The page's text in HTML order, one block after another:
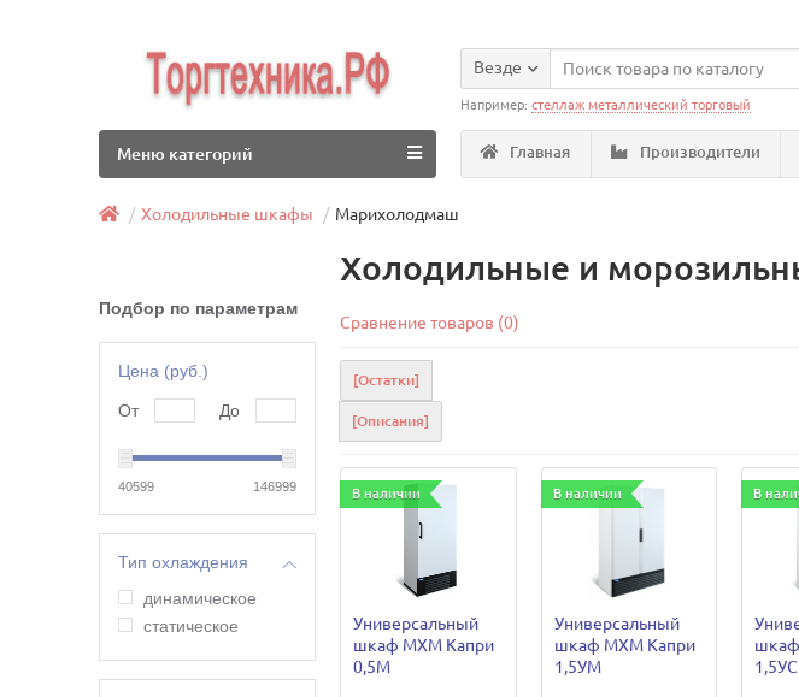
Везде
Например:стеллаж металлический торговый
Главная Производители
Меню категорий
Холодильные шкафы Марихолодмаш
Подбор по параметрам
Цена (руб.)
От До
40599 146999
Тип охлаждения
динамическое
статическое
Холодильные и
Сравнение товаров (0)
[Остатки]
[Описания]
В наличии
Универсальный
шкаф МХМ Капри
0,5М
В наличии
Универсальный
шкаф МХМ Капри
1,5УМ
В